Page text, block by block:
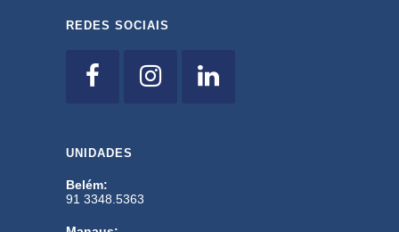
REDES SOCIAIS
UNIDADES
Belém:
91 3348.5363